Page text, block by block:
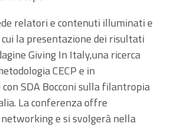
relatori e contenuti illuminati e
la presentazione dei risultati
Giving In Italy,una ricerca
CECP e in
SDA Bocconi sulla filantropia
La conferenza offre
e si svolgerà nella